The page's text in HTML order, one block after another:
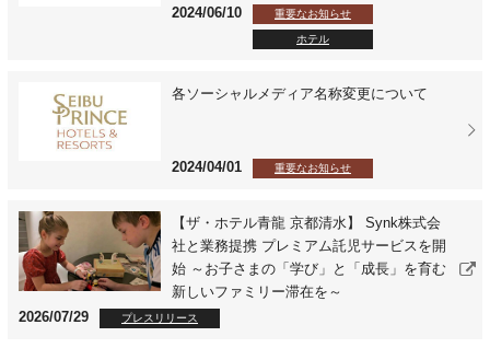
2024/06/10 重要なお知らせ
ホテル
各ソーシャルメディア名称変更について
2024/04/01 重要なお知らせ
【ザ・ホテル青龍 京都清水】 Synk株式会
社と業務提携 プレミアム託児サービスを開
始 ～お子さまの「学び」と「成長」を育む
新しいファミリー滞在を～
2026/07/29
プレスリリース